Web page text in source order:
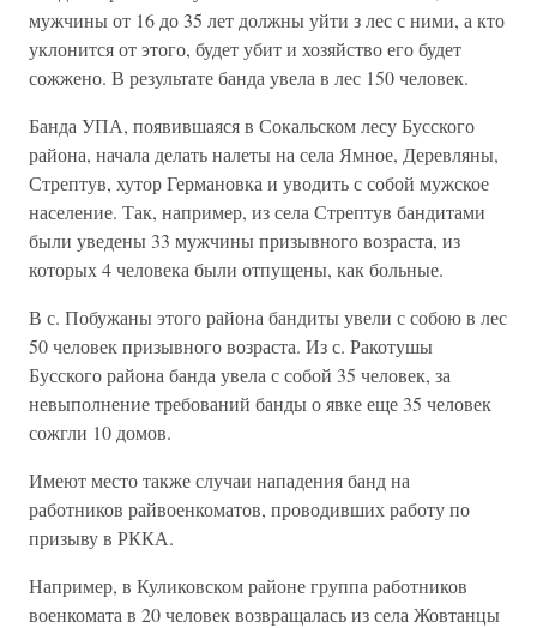
мужчины от 16 до 35 лет должны уйти з лес с ними, а кто
уклонится от этого, будет убит и хозяйство его будет
сожжено. В результате банда увела в лес 150 человек.
Банда УПА, появившаяся в Сокальском лесу Бусского
района, начала делать налеты на села Ямное, Деревляны,
Стрептув, хутор Германовка и уводить с собой мужское
население. Так, например, из села Стрептув бандитами
были уведены 33 мужчины призывного возраста, из
которых 4 человека были отпущены, как больные.
В с. Побужаны этого района бандиты увели с собою в лес
50 человек призывного возраста. Из с. Ракотушы
Бусского района банда увела с собой 35 человек, за
невыполнение требований банды о явке еще 35 человек
сожгли 10 домов.
Имеют место также случаи нападения банд на
работников райвоенкоматов, проводивших работу по
призыву в РККА.
Например, в Куликовском районе группа работников
военкомата в 20 человек возвращалась из села Жовтанцы